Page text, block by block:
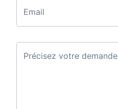
Email
Précisez votre demande